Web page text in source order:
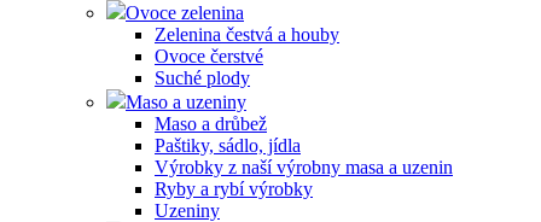
Ovoce zelenina
Zelenina čestvá a houby
Ovoce čerstvé
Suché plody
Maso a uzeniny
Maso a drůbež
Paštiky, sádlo, jídla
Výrobky z naší výrobny masa a uzenin
Ryby a rybí výrobky
Uzeniny